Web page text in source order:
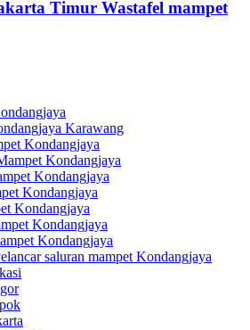
Timur Wastafel mampet
Karawang
Kondangjaya
Kondangjaya
Kondangjaya
Kondangjaya
Kondangjaya
Kondangjaya
Kondangjaya
saluran mampet Kondangjaya